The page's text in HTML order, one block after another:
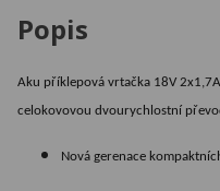
Popis
Aku příklepová vrtačka 18V
celokovovou dvourychlostní
Nová gerenace